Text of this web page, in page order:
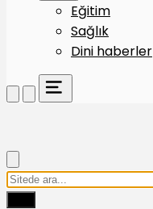
Eğitim
Sağlık
Dini haberler